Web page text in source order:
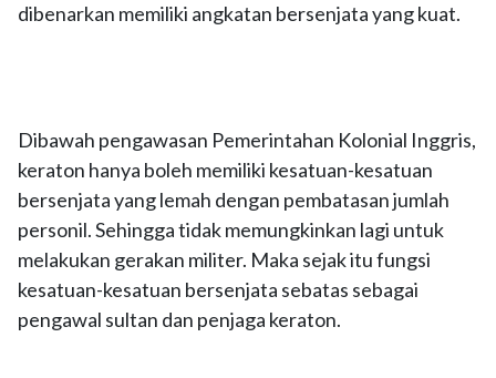
dibenarkan memiliki angkatan bersenjata yang kuat.
Dibawah pengawasan Pemerintahan Kolonial Inggris,
keraton hanya boleh memiliki kesatuan-kesatuan
bersenjata yang lemah dengan pembatasan jumlah
personil. Sehingga tidak memungkinkan lagi untuk
melakukan gerakan militer. Maka sejak itu fungsi
kesatuan-kesatuan bersenjata sebatas sebagai
pengawal sultan dan penjaga keraton.